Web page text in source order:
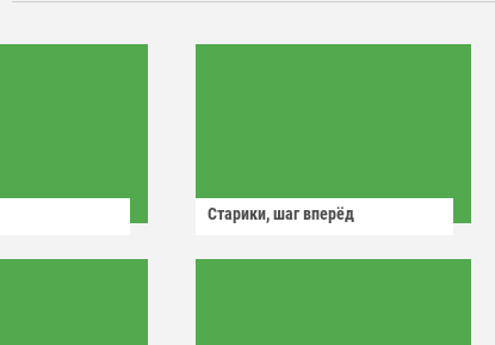
Старики, шаг вперёд